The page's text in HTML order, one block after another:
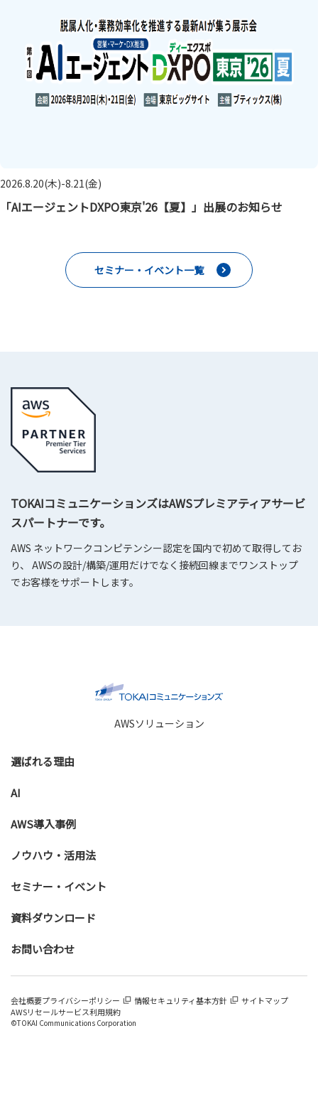
2026.8.20(木)-8.21(金)
「AIエージェントDXPO東京'26【夏】」出展のお知らせ
セミナー・イベント一覧
TOKAIコミュニケーションズはAWSプレミアティアサービ
スパートナーです。
AWS ネットワークコンピテンシー認定を国内で初めて取得してお
り、 AWSの設計/構築/運用だけでなく接続回線までワンストップ
でお客様をサポートします。
AWSソリューション
選ばれる理由
AI
AWS導入事例
ノウハウ・活用法
セミナー・イベント
資料ダウンロード
お問い合わせ
会社概要プライバシーポリシー 情報セキュリティ基本方針
サイトマップ
AWSリセールサービス利用規約
©TOKAI Communications Corporation